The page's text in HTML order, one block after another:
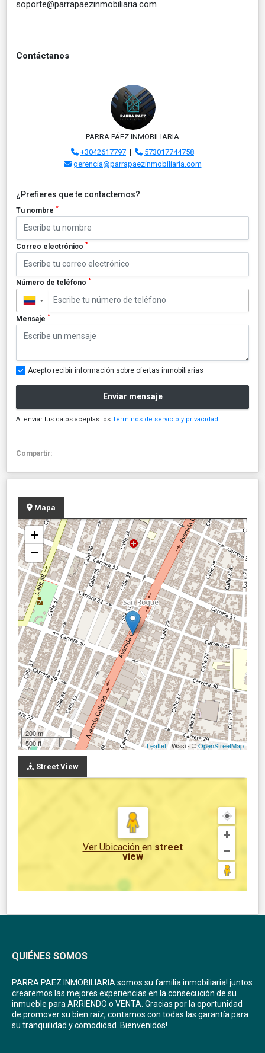
soporte@parrapaezinmobiliaria.com
Contáctanos
PARRA PÁEZ INMOBILIARIA
+3042617797 |
573017744758
gerencia@parrapaezinmobiliaria.com
¿Prefieres que te contactemos?
Tu nombre *
Correo electrónico *
Número de teléfono *
▼
Mensaje *
Acepto recibir información sobre ofertas inmobiliarias
Enviar mensaje
Al enviar tus datos aceptas los Términos de servicio y privacidad
Compartir:
Mapa
+
−
200 m
500 ft
Leaflet| Wasi - ©OpenStreetMap
Street View
Ver Ubicación en street
view
QUIÉNES SOMOS
PARRA PAEZ INMOBILIARIA somos su familia inmobiliaria! juntos
crearemos las mejores experiencias en la consecución de su
inmueble para ARRIENDO o VENTA. Gracias por la oportunidad
de promover su bien raíz, contamos con todas las garantía para
su tranquilidad y comodidad. Bienvenidos!